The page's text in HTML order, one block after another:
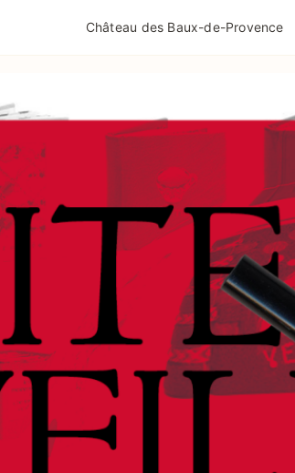
Château des Baux-de-Provence
MENTIONS LÉGALES POLITIQUE DE